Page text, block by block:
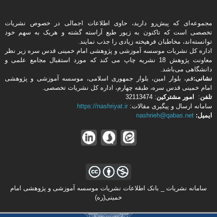
مجموعه‌ای که پیش‌رو دارید،‌ حاوی اطلاعات اجمالی در خصوص نشریات
تخصصی است که تاکنون به زیور طبع آراسته گشته و هریک به سهم خود
توانسته‌اند، مخاطبان فرهیخته‌ زیادی را جذب نمایند.
اداره كل نشریات موسسه آموزشی و پژوهشی امام خمینی قدس سره زیر نظر
معاونت پژوهش 18 نشریه چاپ می کند که مورد استقبال مجامع علمی و
دانشگاهی می‌باشد.
نشانی:قم، بلوار امین، بلوار جمهوری اسلامی، موسسه آموزشی و پژوهشی
امام خمینی قدس سره، طبقه چهارم، اداره كل نشریات تخصصی.
تلفن: امور مشتركین: 32113474
سامانه ارسال و پیگیری مقالات: https://nashriyat.ir
ایمیل: nashrieh@qabas.net
سامانه نشریات _ بانک اطلاعات نشریات موسسه آموزشی و پژوهشی امام
خمینی(ره)